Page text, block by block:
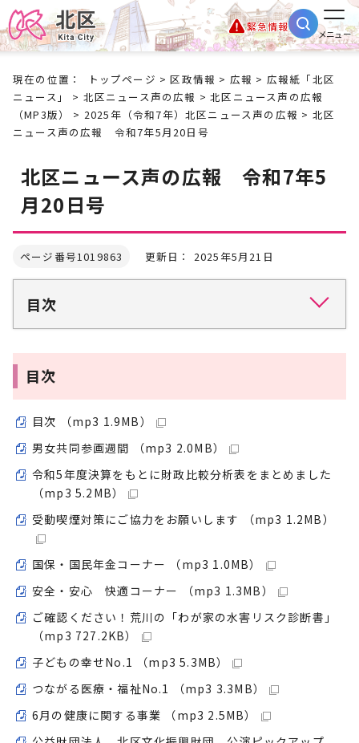
緊急情報
メニュー
現在の位置： トップページ >区政情報 > 広報 > 広報紙「北区
ニュース」
> 北区ニュース声の広報 >北区ニュース声の広報
（MP3版）
> 2025年（令和7年）北区ニュース声の広報 > 北区
ニュース声の広報 令和7年5月20日号
北区ニュース声の広報 令和7年5
月20日号
ページ番号1019863 更新日： 2025年5月21日
目次
目次
目次 （mp3 1.9MB）
男女共同参画週間 （mp3 2.0MB）
令和5年度決算をもとに財政比較分析表をまとめました
（mp3 5.2MB）
受動喫煙対策にご協力をお願いします （mp3 1.2MB）
国保・国民年金コーナー （mp3 1.0MB）
安全・安心 快適コーナー （mp3 1.3MB）
ご確認ください！荒川の「わが家の水害リスク診断書」
（mp3 727.2KB）
子どもの幸せNo.1 （mp3 5.3MB）
つながる医療・福祉No.1 （mp3 3.3MB）
6月の健康に関する事業 （mp3 2.5MB）